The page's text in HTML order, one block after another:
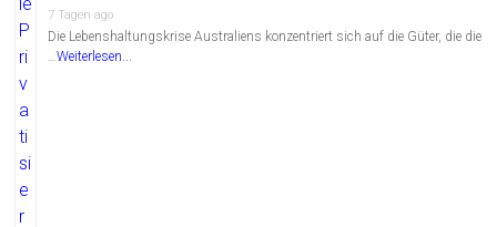
7 Tagen ago
Die Lebenshaltungskrise Australiens konzentriert sich auf die Güter, die die
…Weiterlesen...